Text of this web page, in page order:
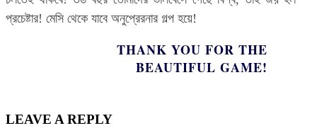
প্রচেষ্টার! মেসি থেকে যাবে অনুপ্রেরনার গল্প হয়ে!
THANK YOU FOR THE
BEAUTIFUL GAME!
LEAVE A REPLY